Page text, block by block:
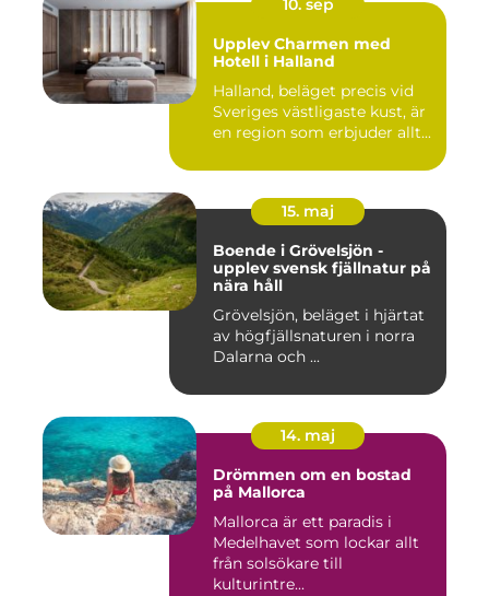
10. sep
Upplev Charmen med
Hotell i Halland
Halland, beläget precis vid
Sveriges västligaste kust, är
en region som erbjuder allt...
15. maj
Boende i Grövelsjön -
upplev svensk fjällnatur på
nära håll
Grövelsjön, beläget i hjärtat
av högfjällsnaturen i norra
Dalarna och ...
14. maj
Drömmen om en bostad
på Mallorca
Mallorca är ett paradis i
Medelhavet som lockar allt
från solsökare till
kulturintre...